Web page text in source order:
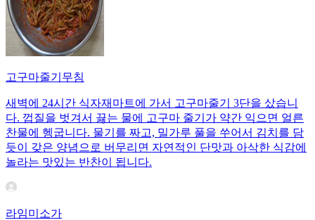
고구마줄기무침
새벽에 24시간 식자재마트에 가서 고구마줄기 3단을 샀습니
다. 껍질을 벗겨서 끓는 물에 고구마 줄기가 약간 익으면 얼른
찬물에 헹굽니다. 물기를 짜고, 밀가루 풀을 쑤어서 김치를 담
듯이 갖은 양념으로 버무리면 자연적인 단맛과 아삭한 식감에
놀라는 맛있는 반찬이 됩니다.
라임미소가